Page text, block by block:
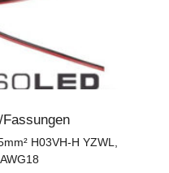
H03VH-H YZWL,